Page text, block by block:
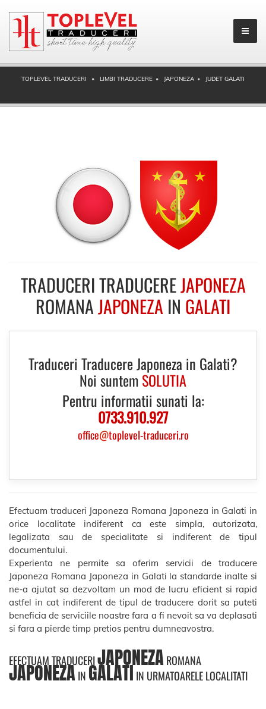
TOPLEVEL TRADUCERI LIMBI TRADUCERE JAPONEZA JUDET GALATI
TRADUCERI TRADUCEREJAPONEZA
ROMANAJAPONEZA IN GALATI
Traduceri Traducere Japoneza in Galati?
Noi suntem SOLUTIA
Pentru informatii sunati la:
0733.910.927
office@toplevel-traduceri.ro
Efectuam traduceri Japoneza Romana Japoneza in Galati in
orice localitate indiferent ca este simpla, autorizata,
legalizata sau de specialitate si indiferent de tipul
documentului.
Experienta ne permite sa oferim servicii de traducere
Japoneza Romana Japoneza in Galati la standarde inalte si
ne-a ajutat sa dezvoltam un mod de lucru eficient si rapid
astfel in cat indiferent de tipul de traducere dorit sa puteti
beneficia de serviciile noastre fara a fi nevoit sa va deplasati
si fara a pierde timp pretios pentru dumneavostra.
EFECTUAM TRADUCERIJAPONEZA ROMANA
JAPONEZAINGALATIIN URMATOARELE LOCALITATI